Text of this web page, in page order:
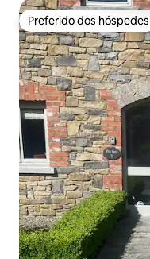
Preferido dos hóspedes
Preferido dos hóspedes